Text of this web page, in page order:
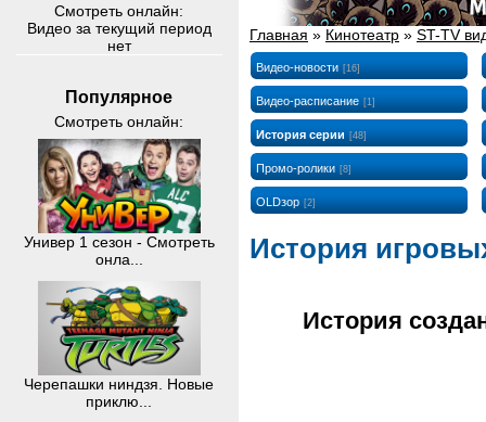
Смотреть онлайн:
Видео за текущий период
нет
Популярное
Смотреть онлайн:
Универ 1 сезон - Смотреть
онла...
Черепашки ниндзя. Новые
приклю...
Главная » Кинотеатр » ST-TV
Видео-новости [16]
Видео-расписание [1]
История серии [48]
Промо-ролики [8]
OLDзор [2]
История
История